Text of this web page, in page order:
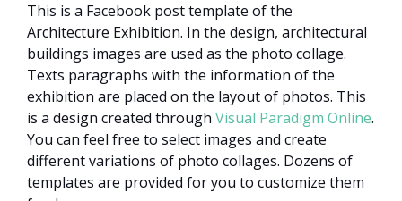
This is a Facebook post template of the
Architecture Exhibition. In the design, architectural
buildings images are used as the photo collage.
Texts paragraphs with the information of the
exhibition are placed on the layout of photos. This
is a design created through Visual Paradigm Online.
You can feel free to select images and create
different variations of photo collages. Dozens of
templates are provided for you to customize them